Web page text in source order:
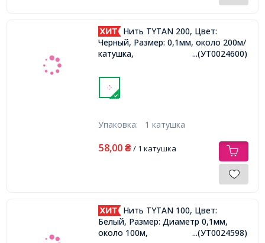
Нить TYTAN 200, Цвет:
Черный, Размер: 0,1мм, около 200м/
катушка,
...(УТ0024600)
Упаковка: 1 катушка
58,00 ₴/ 1 катушка
Нить TYTAN 100, Цвет:
Белый, Размер: Диаметр 0,1мм,
около 100м,
...(УТ0024598)